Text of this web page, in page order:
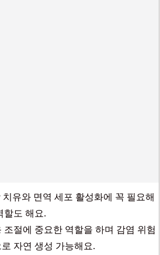
치유와 면역 세포 활성화에 꼭 필요해
할도 해요.
조절에 중요한 역할을 하며 감염 위험
자연 생성 가능해요.